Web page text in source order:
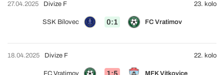
27.04.2025
SSK Bílovec 0:1 FC Vratimov
Divize F 23. kolo
18.04.2025
FC Vratimov MFK Vítkovice
Divize F 22. kolo